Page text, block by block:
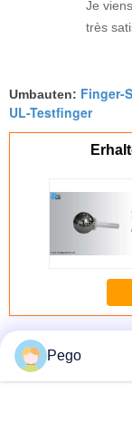
Je
très
Umbauten: Finger-
UL-Testfinger
Mehr
Pego